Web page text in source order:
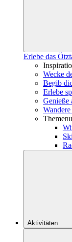
Erlebe das
Wecke
Begib
Erlebe
Aktivitäten